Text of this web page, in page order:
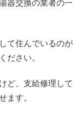
器交換の業者の一
て住んでいるのが
ださい。
ど、支給修理して
ます。